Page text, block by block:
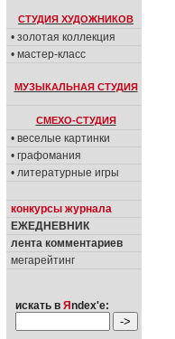
СТУДИЯ ХУДОЖНИКОВ
• золотая коллекция
• мастер-класс
МУЗЫКАЛЬНАЯ СТУДИЯ
СМЕХО-СТУДИЯ
• веселые картинки
• графомания
• литературные игры
конкурсы журнала
ЕЖЕДНЕВНИК
лента комментариев
мегарейтинг
искать в Я ndex'е: